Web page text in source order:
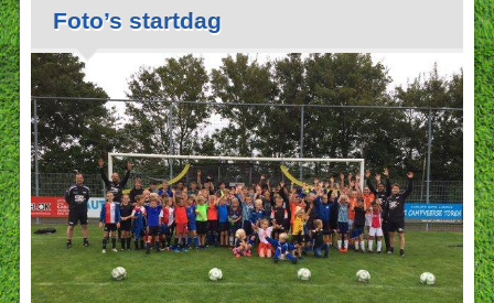
Foto’s startdag